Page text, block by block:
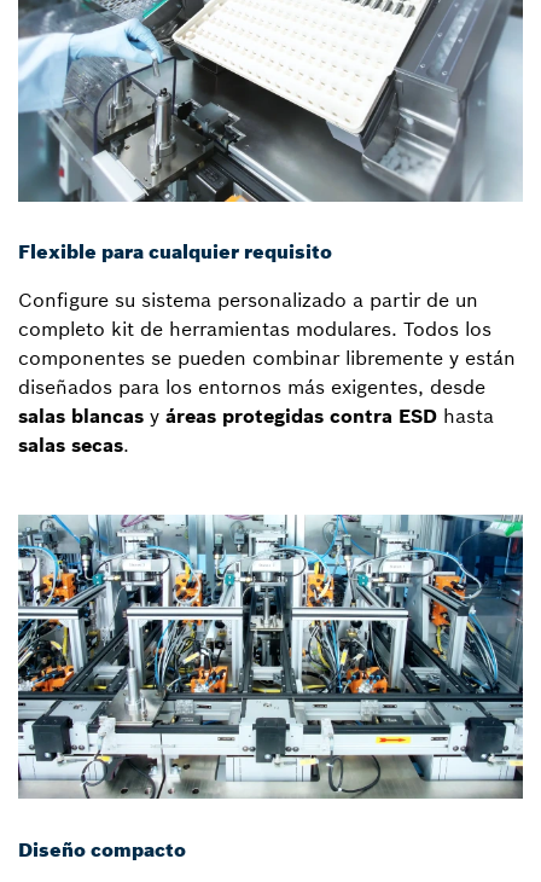
Flexible para cualquier requisito
Configure su sistema personalizado a partir de un
completo kit de herramientas modulares. Todos los
componentes se pueden combinar libremente y están
diseñados para los entornos más exigentes, desde
salas blancas y áreas protegidas contra ESD hasta
salas secas.
Diseño compacto